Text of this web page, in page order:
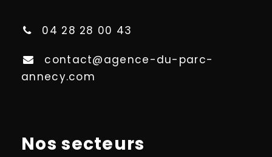
04 28 28 00 43
contact@agence-du-parc-
annecy.com
Nos secteurs